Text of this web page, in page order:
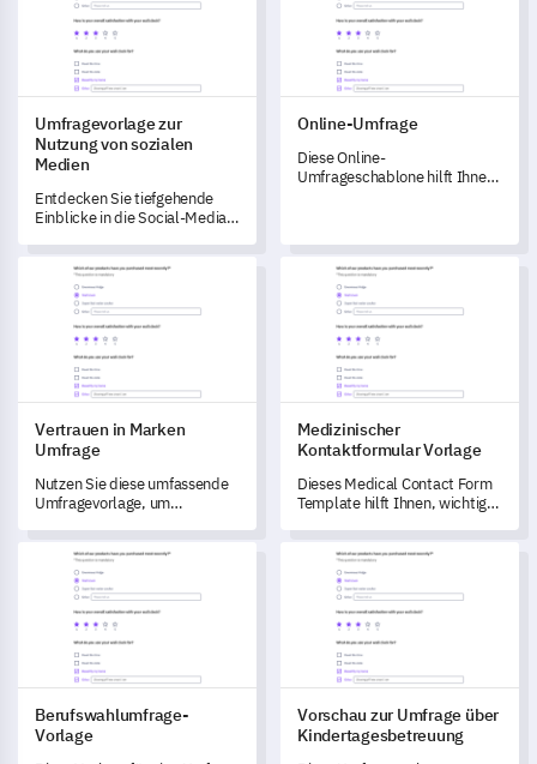
Umfragevorlage zur
Nutzung von sozialen
Medien
Entdecken Sie tiefgehende
Einblicke in die Social-Media-
dieser umfassenden Vorlage.
Online-Umfrage
Diese Online-
Umfrageschablone hilft Ihnen,
verstehen.
Vertrauen in Marken Umfrage
Vertrauen in Marken
Umfrage
Nutzen Sie diese umfassende
Umfragevorlage, um
Vertrauen Ihrer Kunden in Ihre
Marke zu gewinnen.
Medizinischer
Medizinischer
Kontaktformular Vorlage
Dieses Medical Contact Form
Template hilft Ihnen, wichtige
medizinischen Erfahrungen
und Vorlieben der Patienten zu
sammeln.
Berufswahlumfrage-Vorlage
Berufswahlumfrage-
Vorlage
Vorschau zur Umfrage über
Vorschau zur Umfrage über
Kindertagesbetreuung